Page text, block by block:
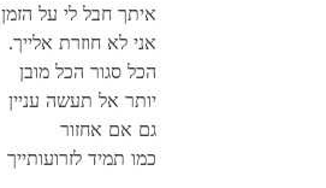
איתך חבל לי על הזמן
.אני לא חוזרת אלייך
הכל סגור הכל מובן
יותר אל תעשה עניין
גם אם אחזור
כמו תמיד לזרועותייך